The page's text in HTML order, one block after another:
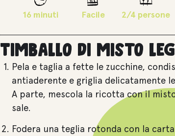
16 minuti Facile 2/4 persone
Timballo di misto
Pela e taglia a fette le zucchine,
antiaderente e griglia delicatamente
A parte, mescola la ricotta con il
sale.
Fodera una teglia rotonda con la